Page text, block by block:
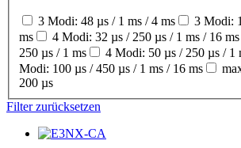
3 Modi: 48 µs / 1 ms / 4 ms
3 Modi:
ms
4 Modi: 32 µs / 250 µs / 1 ms / 16 ms
250 µs / 1 ms
4 Modi: 50 µs / 250 µs / 1
Modi: 100 µs / 450 µs / 1 ms / 16 ms
200 µs
Filter zurücksetzen